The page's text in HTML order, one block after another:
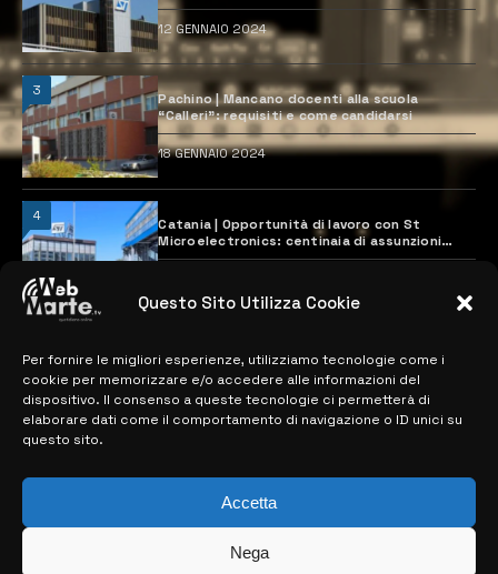
Questo Sito Utilizza Cookie
Per fornire le migliori esperienze, utilizziamo tecnologie come i
cookie per memorizzare e/o accedere alle informazioni del
dispositivo. Il consenso a queste tecnologie ci permetterà di
elaborare dati come il comportamento di navigazione o ID unici su
questo sito.
Accetta
Nega
12 GENNAIO 2024
3
Pachino | Mancano docenti alla scuola
“Calleri”: requisiti e come candidarsi
18 GENNAIO 2024
4
Catania | Opportunità di lavoro con St
Microelectronics: centinaia di assunzioni
previste
MAPPA DEL SITO
> NOTIZIE